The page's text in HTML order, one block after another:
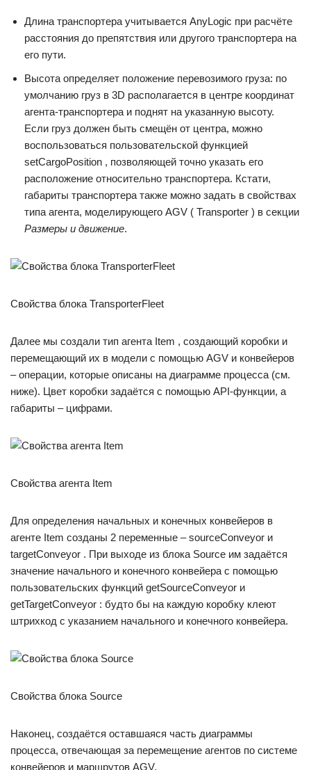
Длина транспортера учитывается AnyLogic при расчёте
расстояния до препятствия или другого транспортера на
его пути.
Высота определяет положение перевозимого груза: по
умолчанию груз в 3D располагается в центре координат
агента-транспортера и поднят на указанную высоту.
Если груз должен быть смещён от центра, можно
воспользоваться пользовательской функцией
setCargoPosition , позволяющей точно указать его
расположение относительно транспортера. Кстати,
габариты транспортера также можно задать в свойствах
типа агента, моделирующего AGV ( Transporter ) в секции
Размеры и движение.
Свойства блока TransporterFleet
Далее мы создали тип агента Item , создающий коробки и
перемещающий их в модели с помощью AGV и конвейеров
– операции, которые описаны на диаграмме процесса (см.
ниже). Цвет коробки задаётся с помощью API-функции, а
габариты – цифрами.
Свойства агента Item
Для определения начальных и конечных конвейеров в
агенте Item созданы 2 переменные – sourceConveyor и
targetConveyor . При выходе из блока Source им задаётся
значение начального и конечного конвейера c помощью
пользовательских функций getSourceConveyor и
getTargetConveyor : будто бы на каждую коробку клеют
штрихкод с указанием начального и конечного конвейера.
Свойства блока Source
Наконец, создаётся оставшаяся часть диаграммы
процесса, отвечающая за перемещение агентов по системе
конвейеров и маршрутов AGV.